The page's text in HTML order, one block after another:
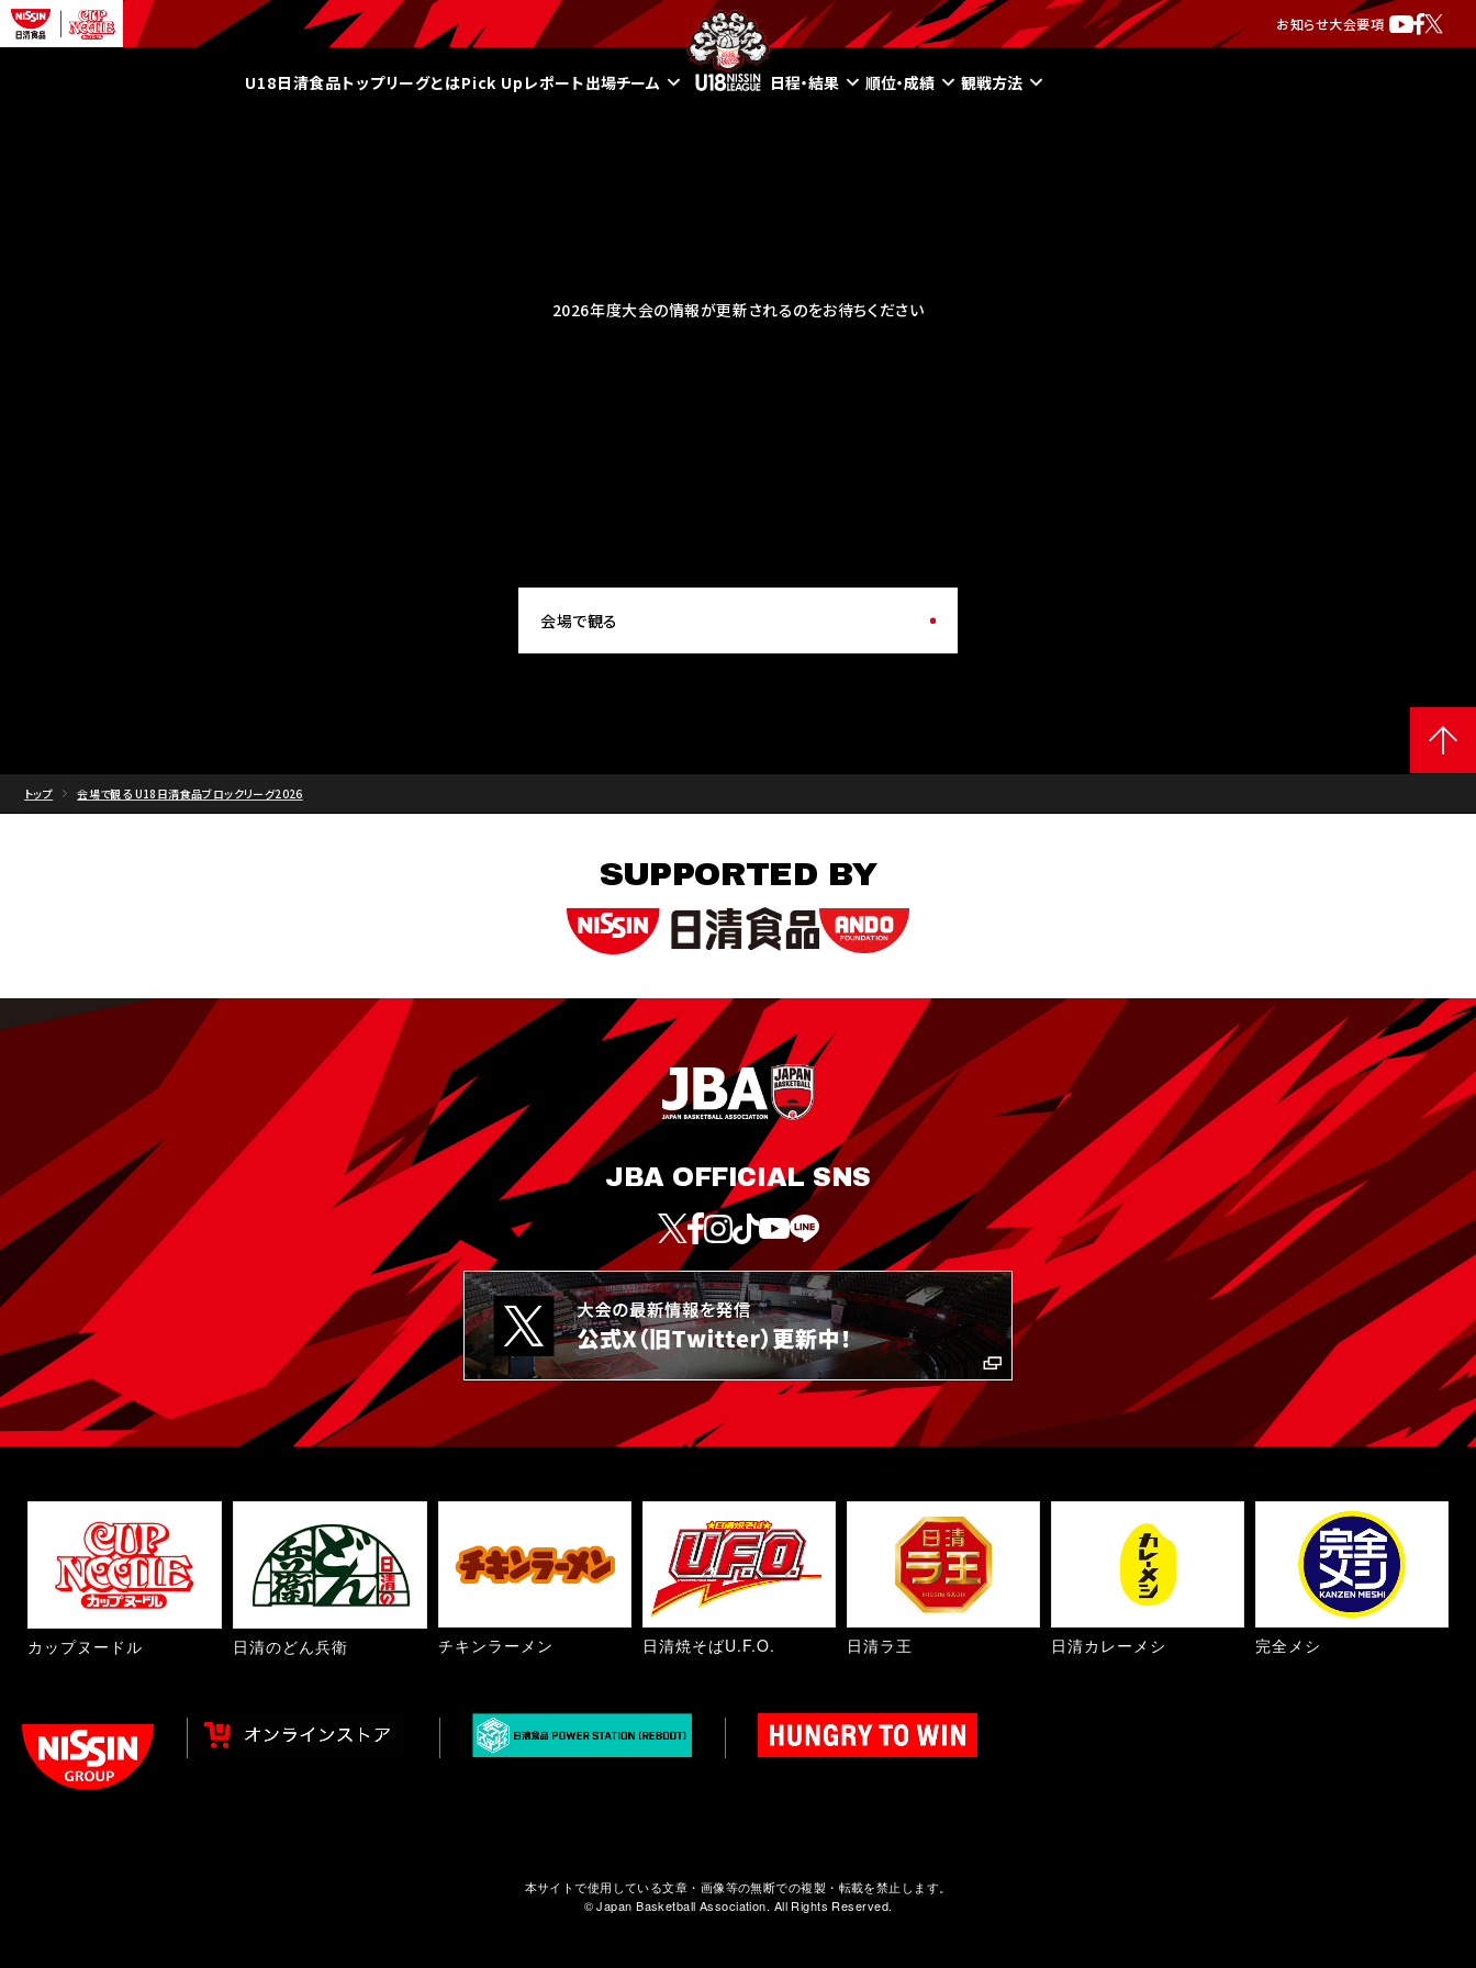
お知らせ大会要項
U18日清食品トップリーグとはPick Upレポート出場チーム 日程・結果 順位・成績 観戦方法
2026年度大会の情報が更新されるのをお待ちください
会場で観る
トップ 会場で観る U18日清食品ブロックリーグ2026
SUPPORTED BY
JBA OFFICIAL SNS
カップヌードル 日清のどん兵衛 チキンラーメン 日清焼そばU.F.O. 日清ラ王 日清カレーメシ 完全メシ
本サイトで使用している文章・画像等の無断での複製・転載を禁止します。
© Japan Basketball Association. All Rights Reserved.